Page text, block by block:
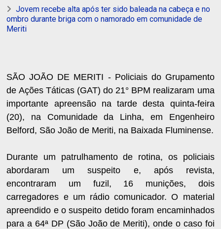
Jovem recebe alta após ter sido baleada na cabeça e no
ombro durante briga com o namorado em comunidade de
Meriti
SÃO JOÃO DE MERITI - Policiais do Grupamento
de Ações Táticas (GAT) do 21° BPM realizaram uma
importante apreensão na tarde desta quinta-feira
(20), na Comunidade da Linha, em Engenheiro
Belford, São João de Meriti, na Baixada Fluminense.
Durante um patrulhamento de rotina, os policiais
abordaram um suspeito e, após revista,
encontraram um fuzil, 16 munições, dois
carregadores e um rádio comunicador. O material
apreendido e o suspeito detido foram encaminhados
para a 64ª DP (São João de Meriti), onde o caso foi